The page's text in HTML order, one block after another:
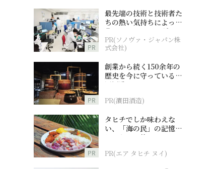
PR
最先端の技術と技術者た
ちの熱い気持ちによって
作られているオーダーメ
イド補聴器
PR(ソノヴァ・ジャパン株
式会社)
PR
創業から続く150余年の
歴史を今に守っている濵
田酒造
PR(濵田酒造)
PR
タヒチでしか味わえな
い、「海の民」の記憶へ
とつながる旅
PR(エア タヒチ ヌイ)